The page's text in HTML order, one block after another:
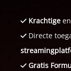
Krachtige
Directe
Gratis